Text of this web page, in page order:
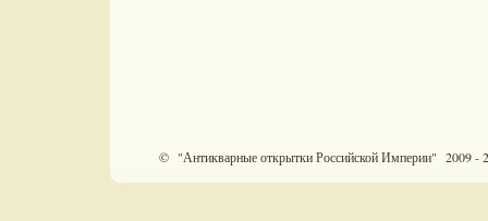
© "Антикварные открытки Российской Империи" 2009 -